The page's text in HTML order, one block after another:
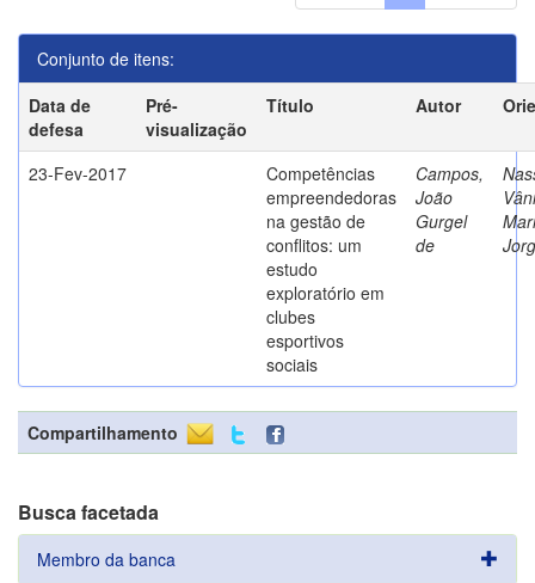
Conjunto de itens:
Data de
defesa
Pré-
visualização
Título Autor
23-Fev-2017
Competências
empreendedoras
na gestão de
conflitos: um
estudo
exploratório em
clubes
esportivos
sociais
Campos,
João
Gurgel
de
Compartilhamento
Busca facetada
Membro da banca